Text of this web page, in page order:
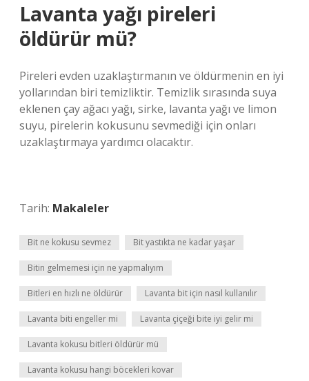
Lavanta yağı pireleri
öldürür mü?
Pireleri evden uzaklaştırmanın ve öldürmenin en iyi
yollarından biri temizliktir. Temizlik sırasında suya
eklenen çay ağacı yağı, sirke, lavanta yağı ve limon
suyu, pirelerin kokusunu sevmediği için onları
uzaklaştırmaya yardımcı olacaktır.
Tarih: Makaleler
Bit ne kokusu sevmez Bit yastıkta ne kadar yaşar
Bitin gelmemesi için ne yapmalıyım
Bitleri en hızlı ne öldürür Lavanta bit için nasıl kullanılır
Lavanta biti engeller mi Lavanta çiçeği bite iyi gelir mi
Lavanta kokusu bitleri öldürür mü
Lavanta kokusu hangi böcekleri kovar